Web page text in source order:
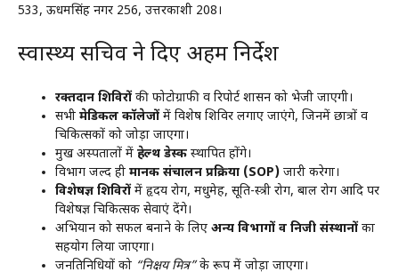
533, ऊधमसिंह नगर 256, उत्तरकाशी 208।
स्वास्थ्य सचिव ने दिए अहम निर्देश
रक्तदान शिविरों की फोटोग्राफी व रिपोर्ट शासन को भेजी जाएगी।
सभी मेडिकल कॉलेजों में विशेष शिविर लगाए जाएंगे, जिनमें छात्रों व
चिकित्सकों को जोड़ा जाएगा।
प्रमुख अस्पतालों में हेल्थ डेस्क स्थापित होंगे।
विभाग जल्द ही मानक संचालन प्रक्रिया (SOP) जारी करेगा।
विशेषज्ञ शिविरों में हृदय रोग, मधुमेह, प्रसूति-स्त्री रोग, बाल रोग आदि पर
विशेषज्ञ चिकित्सक सेवाएं देंगे।
अभियान को सफल बनाने के लिए अन्य विभागों व निजी संस्थानों का
सहयोग लिया जाएगा।
जनप्रतिनिधियों को “निक्षय मित्र”के रूप में जोड़ा जाएगा।